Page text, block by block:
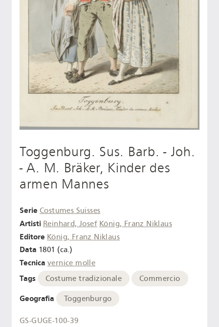
Toggenburg. Sus. Barb. - Joh.
- A. M. Bräker, Kinder des
armen Mannes
Serie Costumes Suisses
Artisti Reinhard, Josef König, Franz Niklaus
Editore König, Franz Niklaus
Data 1801 (ca.)
Tecnica vernice molle
Tags Costume tradizionale Commercio
Geografia Toggenburgo
GS-GUGE-100-39